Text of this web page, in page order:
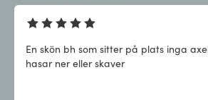
En skön bh som sitter på plats inga
hasar ner eller skaver